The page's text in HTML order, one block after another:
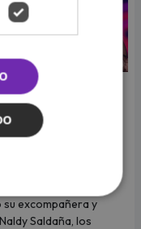
Luz: cantantes
su apoyo y
su excompañera y
Saldaña, los